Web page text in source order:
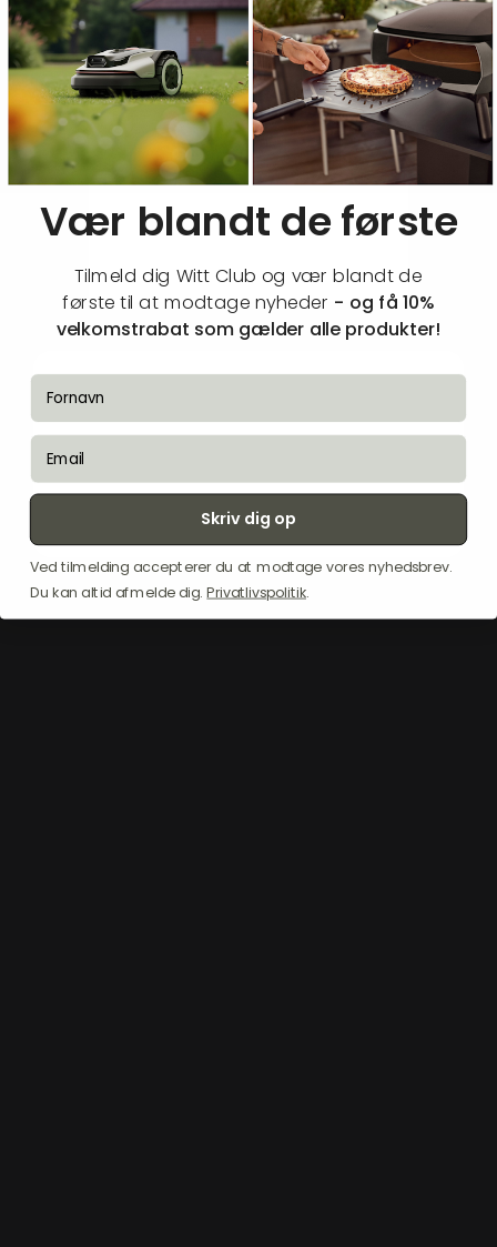
"FLEXVITMiniSætmed3"basic"detail
tilbyder
sætinkludererbåndmedforskellige
modstande:
(mellem).Hvertbåndkanstrækkesoptil
detRøde,som
Vær blandt de første
Tilmeld dig Witt Club og vær blandt de
første til at modtage nyheder - og få 10%
velkomstrabat som gælder alle produkter!
fornavn
email
Skriv dig op
Ved tilmelding accepterer du at modtage vores nyhedsbrev.
Du kan altid afmelde dig.Privatlivspolitik.